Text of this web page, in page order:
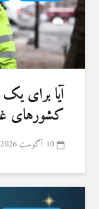
آیا برای
کشورهای
10 آگوست 2026